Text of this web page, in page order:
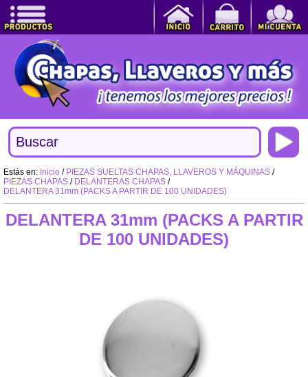
Estás en: Inicio / PIEZAS SUELTAS CHAPAS, LLAVEROS Y MÁQUINAS /
PIEZAS CHAPAS / DELANTERAS CHAPAS /
DELANTERA 31mm (PACKS A PARTIR DE 100 UNIDADES)
DELANTERA 31mm (PACKS A PARTIR
DE 100 UNIDADES)